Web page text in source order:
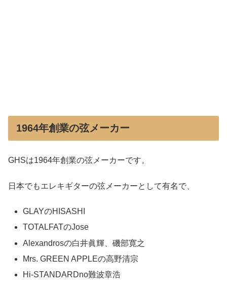
1964年創業の弦メーカー
GHSは1964年創業の弦メーカーです。
日本でもエレキギターの弦メーカーとして有名で、
GLAYのHISASHI
TOTALFATのJose
Alexandrosの白井眞輝、磯部寛之
Mrs. GREEN APPLEの高野清宗
Hi-STANDARDno難波章浩